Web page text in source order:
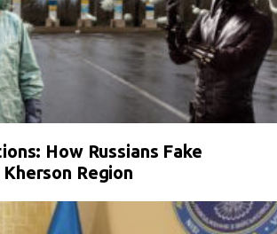
How Russians Fake
Region